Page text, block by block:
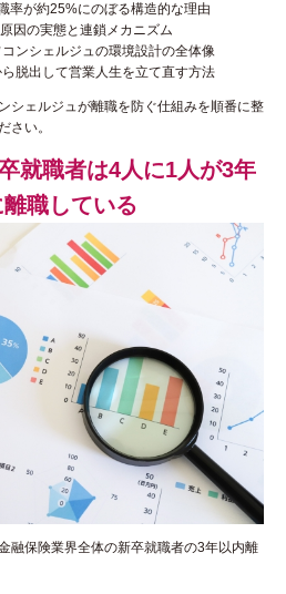
率が約25%にのぼる構造的な理由
因の実態と連鎖メカニズム
ンシェルジュの環境設計の全体像
脱出して営業人生を立て直す方法
シェルジュが離職を防ぐ仕組みを順番に整
さい。
就職者は4人に1人が3年
離職している
融保険業界全体の新卒就職者の3年以内離